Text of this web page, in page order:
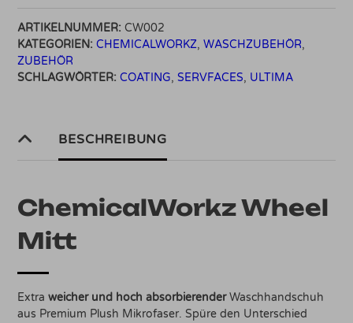
15×15
Menge
ARTIKELNUMMER: CW002
KATEGORIEN: CHEMICALWORKZ,WASCHZUBEHÖR,
ZUBEHÖR
SCHLAGWÖRTER: COATING,SERVFACES, ULTIMA
BESCHREIBUNG
ChemicalWorkz Wheel
Mitt
Extraweicher und hoch absorbierenderWaschhandschuh
aus Premium Plush Mikrofaser. Spüre den Unterschied